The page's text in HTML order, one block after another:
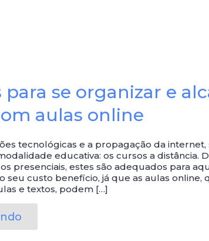
para se organizar e
aulas online
tecnológicas e a propagação da
educativa: os cursos a distância.
presenciais, estes são adequados para
seu custo benefício, já que as aulas online,
e textos, podem […]